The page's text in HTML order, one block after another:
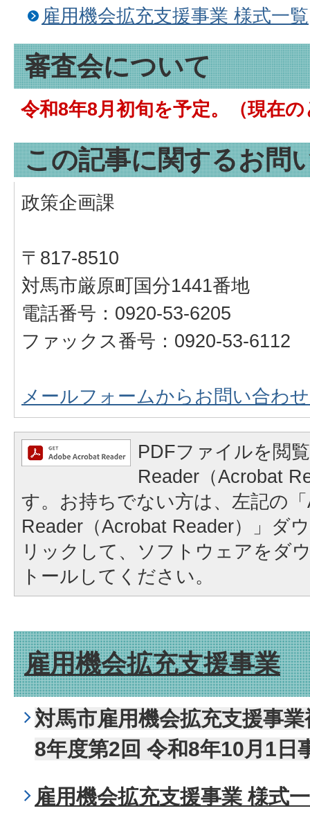
雇用機会拡充支援事業 様式一覧
審査会について
令和8年8月初旬を予定。（現在
この記事に関するお問
政策企画課
〒817-8510
対馬市厳原町国分1441番地
電話番号：0920-53-6205
ファックス番号：0920-53-6112
メールフォームからお問い合わ
PDFファイルを閲
Reader（Acrobat
す。お持ちでない方は、左記の
Reader（Acrobat Reader）」ダ
リックして、ソフトウェアをダ
トールしてください。
雇用機会拡充支援事業
対馬市雇用機会拡充支援事
8年度第2回 令和8年10月1日
雇用機会拡充支援事業 様式